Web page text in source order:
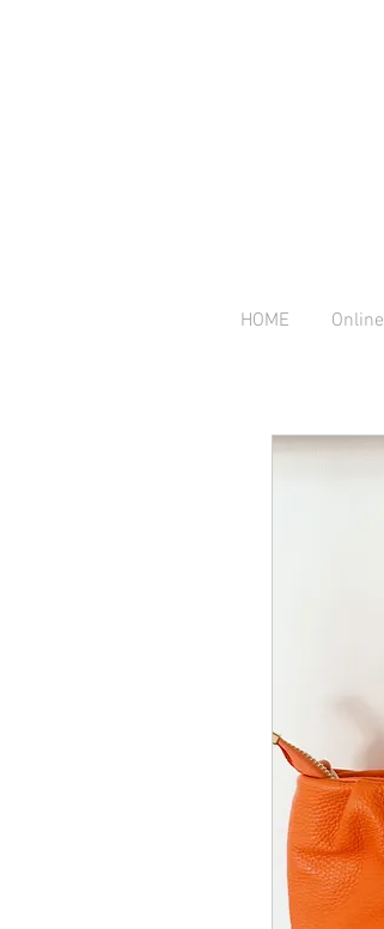
HOME